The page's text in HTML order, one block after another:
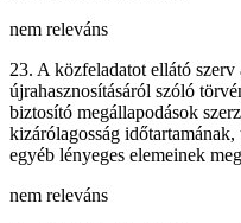
nem releváns
23. A közfeladatot ellátó
újrahasznosításáról szóló
biztosító megállapodások
kizárólagosság
egyéb lényeges elemeinek
nem releváns